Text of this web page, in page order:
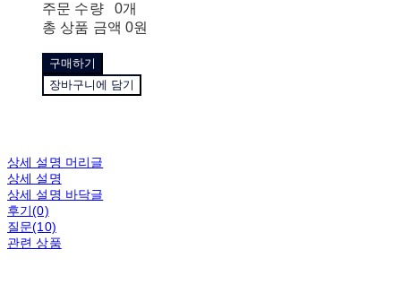
주문 수량
0개
총 상품 금액 0원
구매하기
장바구니에 담기
상세 설명 머리글
상세 설명
상세 설명 바닥글
후기(0)
질문(10)
관련 상품